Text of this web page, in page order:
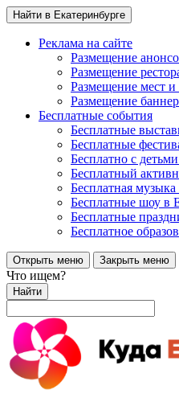
Найти в Екатеринбурге
Реклама на сайте
Размещение
Размещение
Размещение мест
Размещение
Бесплатные события
Бесплатные
Бесплатные
Бесплатно с
Бесплатный
Бесплатная
Бесплатные шоу в
Бесплатные
Бесплатное
Открыть меню Закрыть меню
Что ищем?
Найти